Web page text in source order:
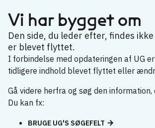
Vi har bygget om
Den side, du leder efter, findes
er blevet flyttet.
I forbindelse med opdateringen af UG
tidligere indhold blevet flyttet eller
Gå videre herfra og søg den information,
Du kan fx:
BRUGE UG'S SØGEFELT